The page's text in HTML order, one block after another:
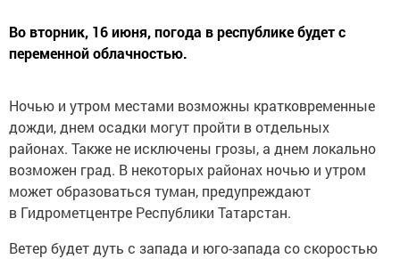
Во вторник, 16 июня, погода в республике будет с
переменной облачностью.
Ночью и утром местами возможны кратковременные
дожди, днем осадки могут пройти в отдельных
районах. Также не исключены грозы, а днем локально
возможен град. В некоторых районах ночью и утром
может образоваться туман, предупреждают
в Гидрометцентре Республики Татарстан.
Ветер будет дуть с запада и юго-запада со скоростью